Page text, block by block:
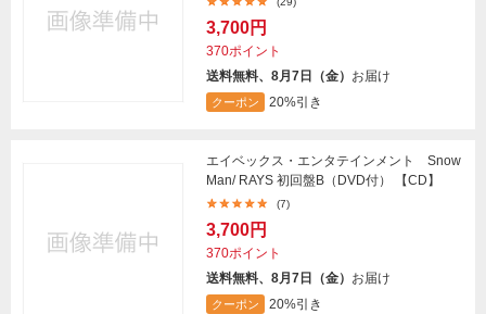
3,700円
370ポイント
送料無料、8月7日（金） お届け
クーポン 20%引き
エイベックス・エンタテインメント Snow
Man/ RAYS 初回盤B（DVD付） 【CD】
(7)
3,700円
370ポイント
送料無料、8月7日（金） お届け
クーポン 20%引き